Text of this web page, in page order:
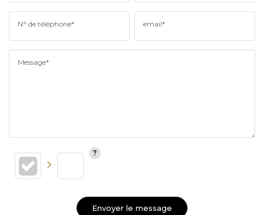
N° de téléphone* email*
Message*
Envoyer le message